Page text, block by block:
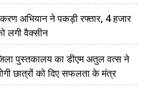
अभियान ने पकड़ी रफ्तार, 4 हजार
लगी वैक्सीन
पुस्तकालय का डीएम अतुल वत्स ने
छात्रों को दिए सफलता के मंत्र